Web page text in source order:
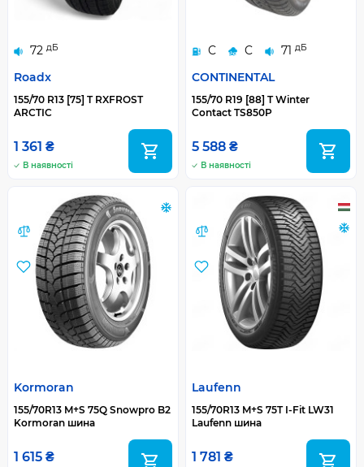
72 дБ
Roadx
155/70 R13 [75] T RXFROST
ARCTIC
1 361 ₴
В наявності
C C 71 дБ
CONTINENTAL
155/70 R19 [88] T Winter
Contact TS850P
5 588 ₴
В наявності
Kormoran
155/70R13 M+S 75Q Snowpro B2
Kormoran шина
1 615 ₴
Laufenn
155/70R13 M+S 75T I-Fit LW31
Laufenn шина
1 781 ₴